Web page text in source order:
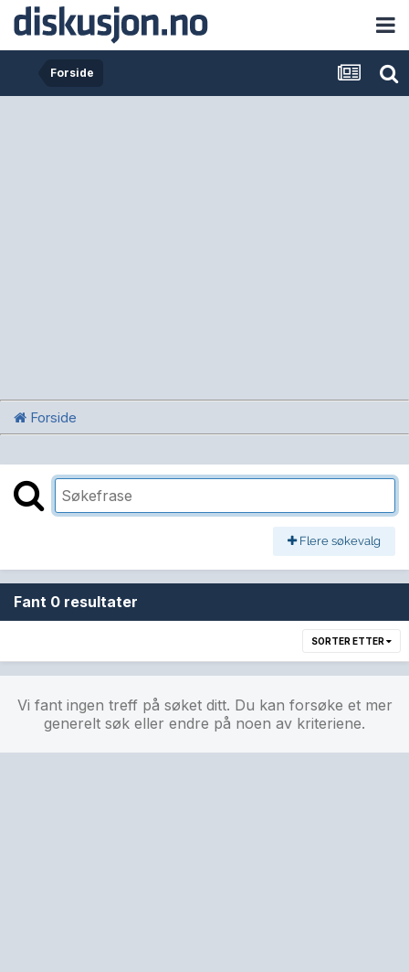
Forside
Forside
Flere søkevalg
Fant 0 resultater
SORTER ETTER
Vi fant ingen treff på søket ditt. Du kan forsøke et mer
generelt søk eller endre på noen av kriteriene.